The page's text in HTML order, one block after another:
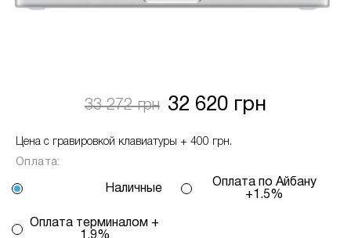
33 272 грн 32 620 грн
Цена с гравировкой клавиатуры + 400 грн.
Оплата:
Наличные
Оплата по Айбану
+1.5%
Оплата терминалом +
1.9%
Для оформлення розстрочки, в застосунку
Якщо сума доступного ліміту в застосунку менша
можливість доплатити різницю безпосередньо в
нашому магазині.
ПУМБ
Інформація: